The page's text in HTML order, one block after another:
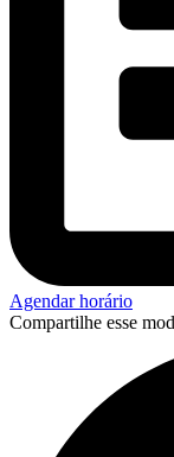
Agendar horário
Compartilhe esse